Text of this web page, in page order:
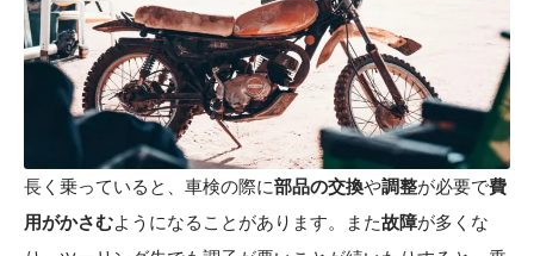
長く乗っていると、車検の際に部品の交換や調整が必要で費
用がかさむようになることがあります。また故障が多くな